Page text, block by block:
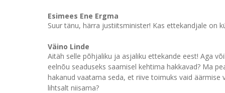
Esimees Ene Ergma
Suur tänu, härra justiitsminister! Kas ettekandjale on
Väino Linde
Aitäh selle põhjaliku ja asjaliku ettekande eest! Aga
eelnõu seaduseks saamisel kehtima hakkavad? Ma
hakanud vaatama seda, et riive toimuks vaid
lihtsalt niisama?